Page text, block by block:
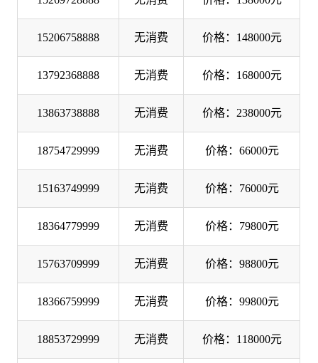
15206758888 无消费 价格：148000元
13792368888 无消费 价格：168000元
13863738888 无消费 价格：238000元
18754729999 无消费 价格：66000元
15163749999 无消费 价格：76000元
18364779999 无消费 价格：79800元
15763709999 无消费 价格：98800元
18366759999 无消费 价格：99800元
18853729999 无消费 价格：118000元